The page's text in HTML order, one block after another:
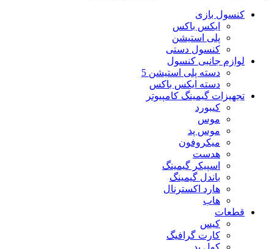
کنسول بازی
ایکس باکس
پلی استیشن
کنسول دستی
لوازم جانبی کنسول
دسته پلی استیشن 5
دسته ایکس باکس
تجهیزات گیمینگ کامپیوتر
کیبورد
موس
موس پد
میکروفون
هدست
اسپیکر گیمینگ
باندل گیمینگ
هارد اکسترنال
هاب
قطعات
کیس
کارت گرافیگ
کول پد